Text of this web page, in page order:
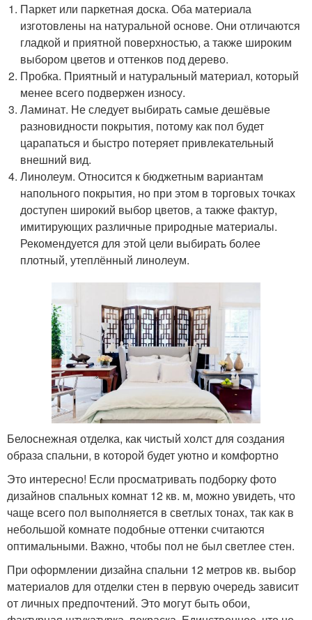
Паркет или паркетная доска. Оба материала
изготовлены на натуральной основе. Они отличаются
гладкой и приятной поверхностью, а также широким
выбором цветов и оттенков под дерево.
Пробка. Приятный и натуральный материал, который
менее всего подвержен износу.
Ламинат. Не следует выбирать самые дешёвые
разновидности покрытия, потому как пол будет
царапаться и быстро потеряет привлекательный
внешний вид.
Линолеум. Относится к бюджетным вариантам
напольного покрытия, но при этом в торговых точках
доступен широкий выбор цветов, а также фактур,
имитирующих различные природные материалы.
Рекомендуется для этой цели выбирать более
плотный, утеплённый линолеум.
Белоснежная отделка, как чистый холст для создания
образа спальни, в которой будет уютно и комфортно
Это интересно! Если просматривать подборку фото
дизайнов спальных комнат 12 кв. м, можно увидеть, что
чаще всего пол выполняется в светлых тонах, так как в
небольшой комнате подобные оттенки считаются
оптимальными. Важно, чтобы пол не был светлее стен.
При оформлении дизайна спальни 12 метров кв. выбор
материалов для отделки стен в первую очередь зависит
от личных предпочтений. Это могут быть обои,